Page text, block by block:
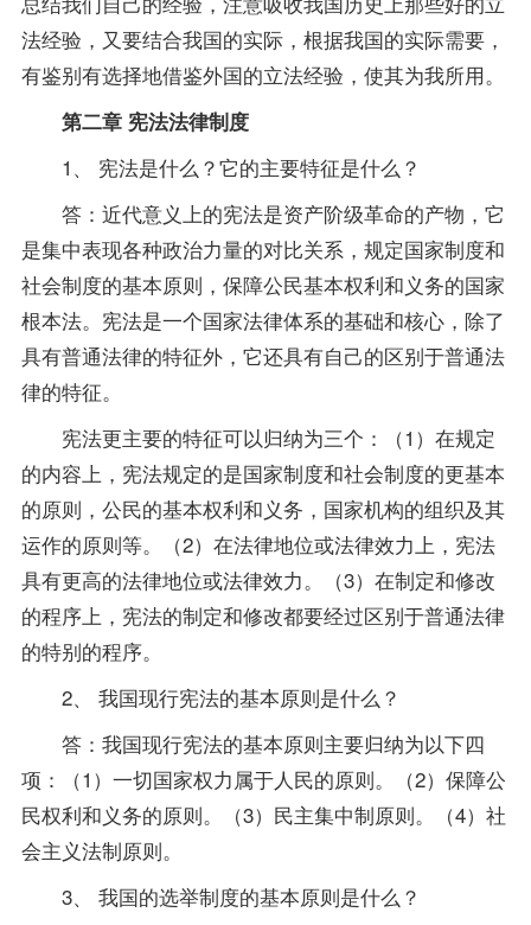
法经验，又要结合我国的实际，根据我国的实际需要，
有鉴别有选择地借鉴外国的立法经验，使其为我所用。
第二章 宪法法律制度
1、 宪法是什么？它的主要特征是什么？
答：近代意义上的宪法是资产阶级革命的产物，它
是集中表现各种政治力量的对比关系，规定国家制度和
社会制度的基本原则，保障公民基本权利和义务的国家
根本法。宪法是一个国家法律体系的基础和核心，除了
具有普通法律的特征外，它还具有自己的区别于普通法
律的特征。
宪法更主要的特征可以归纳为三个：（1）在规定
的内容上，宪法规定的是国家制度和社会制度的更基本
的原则，公民的基本权利和义务，国家机构的组织及其
运作的原则等。（2）在法律地位或法律效力上，宪法
具有更高的法律地位或法律效力。（3）在制定和修改
的程序上，宪法的制定和修改都要经过区别于普通法律
的特别的程序。
2、 我国现行宪法的基本原则是什么？
答：我国现行宪法的基本原则主要归纳为以下四
项：（1）一切国家权力属于人民的原则。（2）保障公
民权利和义务的原则。（3）民主集中制原则。（4）社
会主义法制原则。
3、 我国的选举制度的基本原则是什么？